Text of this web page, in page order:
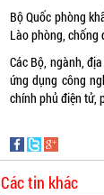
Bộ Quốc phòng
Lào phòng, chống
Các Bộ, ngành,
ứng dụng công
chính phủ điện tử,
Các tin khác